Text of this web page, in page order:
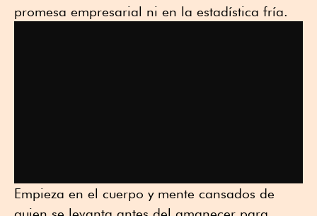
promesa empresarial ni en la estadística fría.
Empieza en el cuerpo y mente cansados de